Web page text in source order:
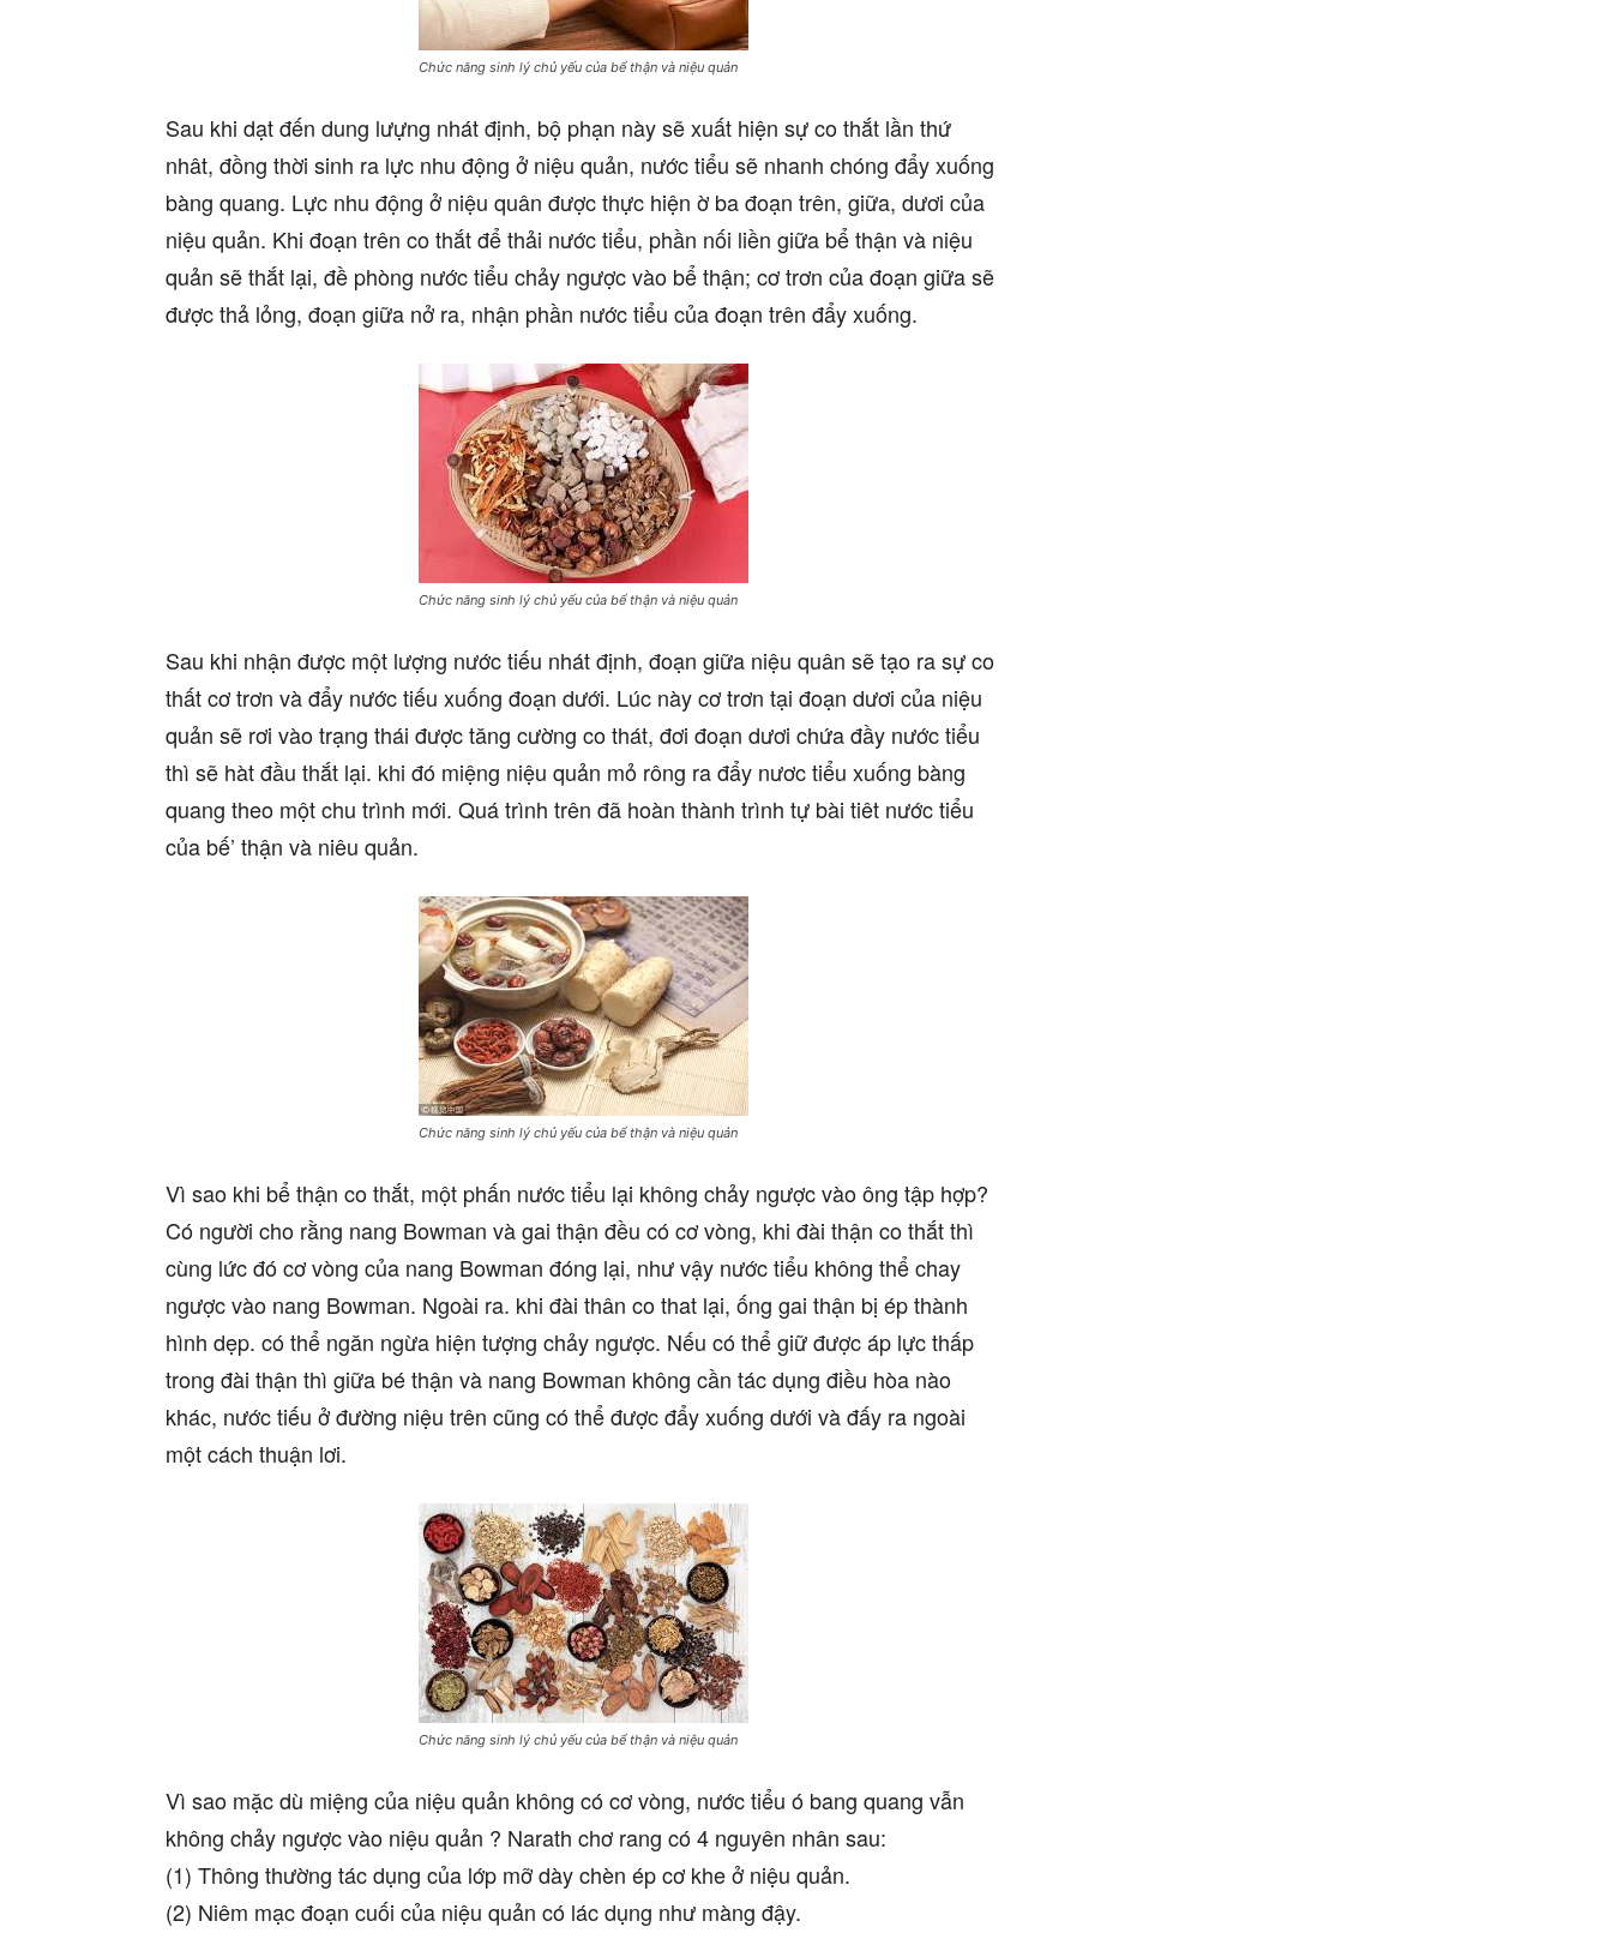
Chức năng sinh lý chủ yếu của bể thận và niệu quản
Sau khi dạt đến dung lưựng nhát định, bộ phạn này sẽ xuất hiện sự co thắt lần thứ
nhât, đồng thời sinh ra lực nhu động ở niệu quản, nước tiểu sẽ nhanh chóng đẩy xuống
bàng quang. Lực nhu động ở niệu quân được thực hiện ờ ba đoạn trên, giữa, dươi của
niệu quản. Khi đoạn trên co thắt để thải nước tiểu, phần nối liền giữa bể thận và niệu
quản sẽ thắt lại, đề phòng nước tiểu chảy ngược vào bể thận; cơ trơn của đoạn giữa sẽ
được thả lỏng, đoạn giữa nở ra, nhận phần nước tiểu của đoạn trên đẩy xuống.
Chức năng sinh lý chủ yếu của bể thận và niệu quản
Sau khi nhận được một lượng nước tiếu nhát định, đoạn giữa niệu quân sẽ tạo ra sự co
thất cơ trơn và đẩy nước tiếu xuống đoạn dưới. Lúc này cơ trơn tại đoạn dươi của niệu
quản sẽ rơi vào trạng thái được tăng cường co thát, đơi đoạn dươi chứa đầy nước tiểu
thì sẽ hàt đầu thắt lại. khi đó miệng niệu quản mỏ rông ra đẩy nươc tiểu xuống bàng
quang theo một chu trình mới. Quá trình trên đã hoàn thành trình tự bài tiêt nước tiểu
của bế’ thận và niêu quản.
Chức năng sinh lý chủ yếu của bể thận và niệu quản
Vì sao khi bể thận co thắt, một phấn nước tiểu lại không chảy ngược vào ông tập hợp?
Có người cho rằng nang Bowman và gai thận đều có cơ vòng, khi đài thận co thắt thì
cùng lức đó cơ vòng của nang Bowman đóng lại, như vậy nước tiểu không thể chay
ngược vào nang Bowman. Ngoài ra. khi đài thân co that lại, ống gai thận bị ép thành
hình dẹp. có thể ngăn ngừa hiện tượng chảy ngược. Nếu có thể giữ được áp lực thấp
trong đài thận thì giữa bé thận và nang Bowman không cần tác dụng điều hòa nào
khác, nước tiếu ở đường niệu trên cũng có thể được đẩy xuống dưới và đấy ra ngoài
một cách thuận lơi.
Chức năng sinh lý chủ yếu của bể thận và niệu quản
Vì sao mặc dù miệng của niệu quản không có cơ vòng, nước tiểu ó bang quang vẫn
không chảy ngược vào niệu quản ? Narath chơ rang có 4 nguyên nhân sau:
(1) Thông thường tác dụng của lớp mỡ dày chèn ép cơ khe ở niệu quản.
(2) Niêm mạc đoạn cuối của niệu quản có lác dụng như màng đậy.